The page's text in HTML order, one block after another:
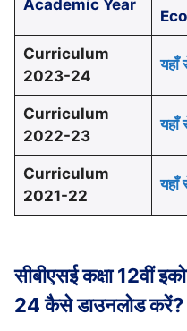
Academic Year
Curriculum
2023-24
यहाँ
Curriculum
2022-23
यहाँ
Curriculum
2021-22
यहाँ
सीबीएसई कक्षा 12वीं
24 कैसे डाउनलोड करें?